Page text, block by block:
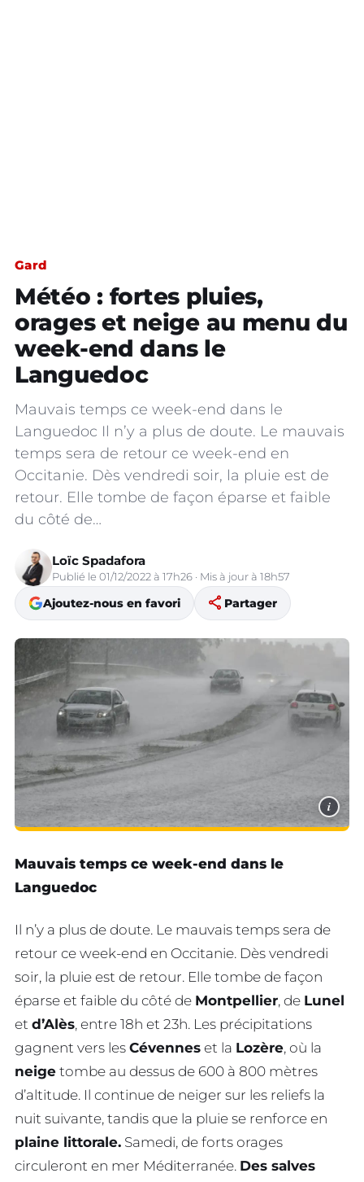
Gard
Météo : fortes pluies,
orages et neige au menu du
week-end dans le
Languedoc
Mauvais temps ce week-end dans le
Languedoc Il n’y a plus de doute. Le mauvais
temps sera de retour ce week-end en
Occitanie. Dès vendredi soir, la pluie est de
retour. Elle tombe de façon éparse et faible
du côté de…
Loïc Spadafora
Publié le 01/12/2022 à 17h26 · Mis à jour à 18h57
Ajoutez-nous en favori share Partager
i
Mauvais temps ce week-end dans le
Languedoc
Il n’y a plus de doute. Le mauvais temps sera de
retour ce week-end en Occitanie. Dès vendredi
soir, la pluie est de retour. Elle tombe de façon
éparse et faible du côté de Montpellier, de Lunel
et d’Alès, entre 18h et 23h. Les précipitations
gagnent vers les Cévennes et la Lozère, où la
neige tombe au dessus de 600 à 800 mètres
d’altitude. Il continue de neiger sur les reliefs la
nuit suivante, tandis que la pluie se renforce en
plaine littorale. Samedi, de forts orages
circuleront en mer Méditerranée. Des salves